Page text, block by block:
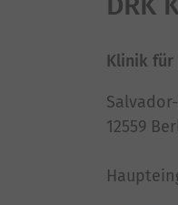
Klinik für
12559